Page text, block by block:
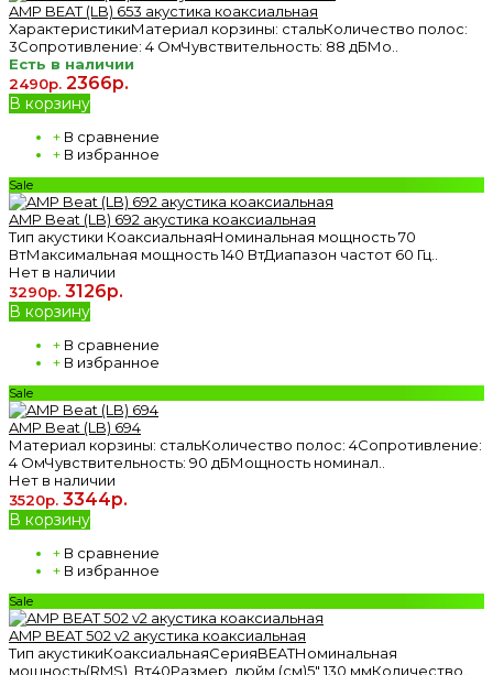
AMP BEAT (LB) 653 акустика коаксиальная
ХарактеристикиМатериал корзины: стальКоличество полос:
3Сопротивление: 4 ОмЧувствительность: 88 дБМо..
Есть в наличии
2490р. 2366р.
В корзину
+ В сравнение
+ В избранное
Sale
AMP Beat (LB) 692 акустика коаксиальная
Тип акустики КоаксиальнаяНоминальная мощность 70
ВтМаксимальная мощность 140 ВтДиапазон частот 60 Гц..
Нет в наличии
3290р. 3126р.
В корзину
+ В сравнение
+ В избранное
Sale
AMP Beat (LB) 694
Материал корзины: стальКоличество полос: 4Сопротивление:
4 ОмЧувствительность: 90 дБМощность номинал..
Нет в наличии
3520р. 3344р.
В корзину
+ В сравнение
+ В избранное
Sale
AMP BEAT 502 v2 акустика коаксиальная
Тип акустикиКоаксиальнаяСерияBEATНоминальная
мощность(RMS), Вт40Размер, дюйм (см)5" 130 ммКоличество..